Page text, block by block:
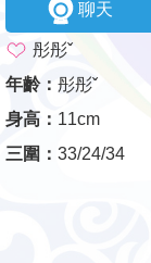
聊天
彤彤ˇ
年齡： 彤彤ˇ
身高： 11cm
三圍： 33/24/34